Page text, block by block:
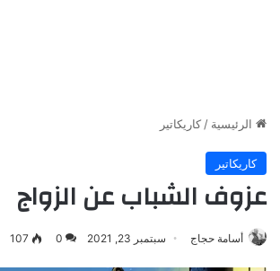
الرئيسية / كاريكاتير
كاريكاتير
عزوف الشباب عن الزواج
أسامة حجاج سبتمبر 23, 2021 0
107